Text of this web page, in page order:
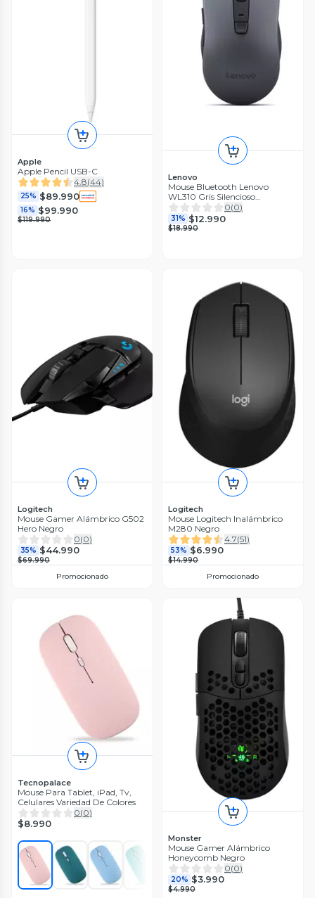
Apple
Apple Pencil USB-C
4.8(44)
25% $89.990
16% $99.990
$119.990
Lenovo
Mouse Bluetooth Lenovo
WL310 Gris Silencioso
(GY51Q65622) 0(0)
31% $12.990
$18.990
Logitech
Mouse Gamer Alámbrico G502
Hero Negro
0(0)
35% $44.990
$69.990
Promocionado
Logitech
Mouse Logitech Inalámbrico
M280 Negro
4.7(51)
53% $6.990
$14.990
Promocionado
Tecnopalace
Mouse Para Tablet, iPad, Tv,
Celulares Variedad De Colores
0(0)
$8.990
Monster
Mouse Gamer Alámbrico
Honeycomb Negro
0(0)
20% $3.990
$4.990